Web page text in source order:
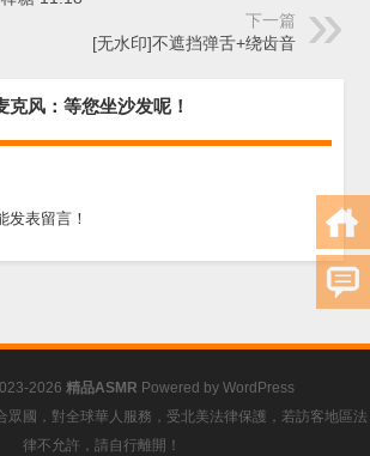
下一篇
[无水印]不遮挡弹舌+绕齿音
风：等您坐沙发呢！
发表留言！
2026 精品ASMR Powered by WordPress
眾國，對全球華人服務，受北美法律保護，若訪客地區法
律不允許，請自行離開！